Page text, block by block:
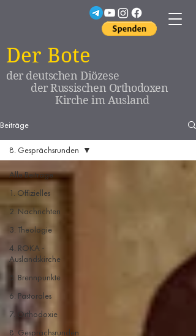
Der Bote
der deutschen Diözese
der Russischen Orthodoxen
Kirche im Ausland
Beiträge
Alle Beiträge
1. Offizielles
2. Nachrichten
3. Theologie
4. ROKA -
Auslandskirche
5. Brennpunkte
6. Pastorales
7. Orthodoxie
8. Gesprächsrunden
8. Gesprächsrunden